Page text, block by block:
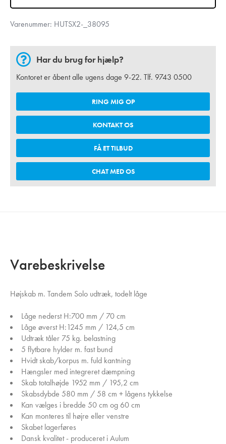
Varenummer: HUTSX2-_38095
Har du brug for hjælp?
Kontoret er åbent alle ugens dage 9-22. Tlf. 9743 0500
RING MIG OP
KONTAKT OS
FÅ ET TILBUD
CHAT MED OS
Varebeskrivelse
Højskab m. Tandem Solo udtræk, todelt låge
Låge nederst H:700 mm / 70 cm
Låge øverst H:1245 mm / 124,5 cm
Udtræk tåler 75 kg. belastning
5 flytbare hylder m. fast bund
Hvidt skab/korpus m. fuld kantning
Hængsler med integreret dæmpning
Skab totalhøjde 1952 mm / 195,2 cm
Skabsdybde 580 mm / 58 cm + lågens tykkelse
Kan vælges i bredde 50 cm og 60 cm
Kan monteres til højre eller venstre
Skabet lagerføres
Dansk kvalitet - produceret i Aulum